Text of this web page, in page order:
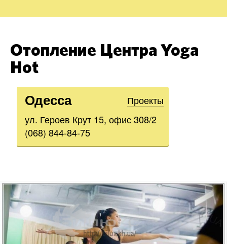
Отопление Центра Yoga
Hot
Одесса
Проекты
ул. Героев Крут 15, офис 308/2
(068) 844-84-75
Винница
Область
Заказать